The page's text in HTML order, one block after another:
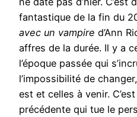
fantastique de la fin du
avec un vampire d’Ann
affres de la durée. Il y a
l’époque passée qui
l’impossibilité de
est et celles à venir.
précédente qui tue le